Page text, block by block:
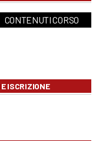
CONTENUTI CORSO
ISCRIZIONE